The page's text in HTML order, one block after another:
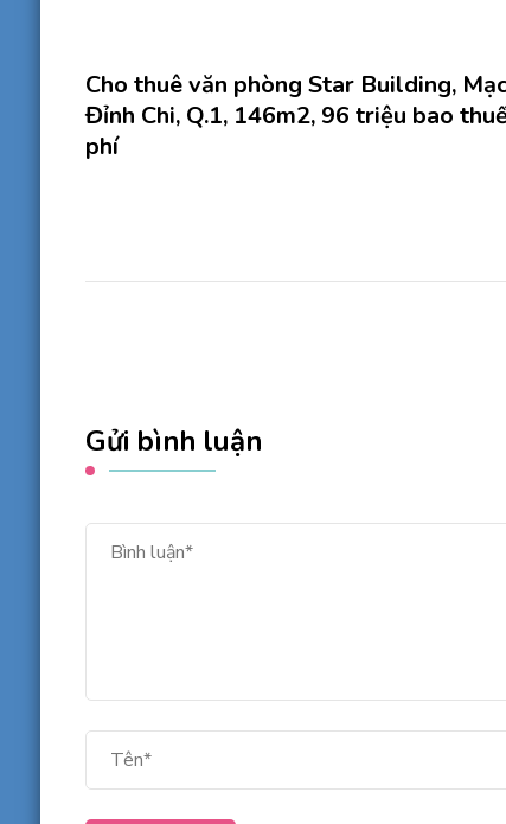
Cho thuê văn phòng Star Building,
Đỉnh Chi, Q.1, 146m2, 96 triệu bao
phí
Gửi bình luận